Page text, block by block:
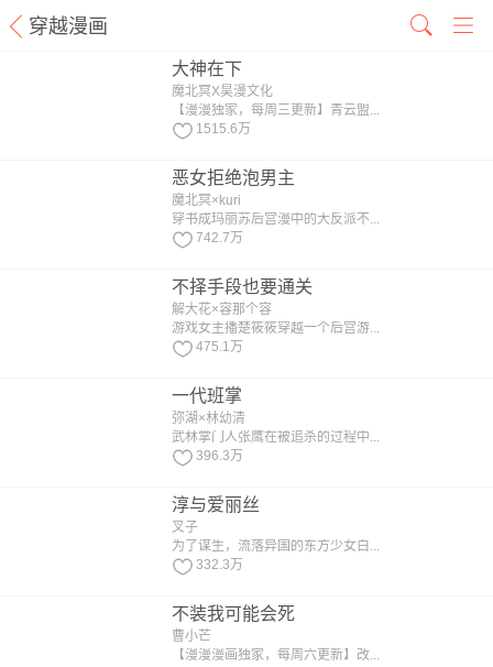
穿越漫画
大神在下
魔北冥X昊漫文化
【漫漫独家，每周三更新】青云盟...
1515.6万
恶女拒绝泡男主
魔北冥×kuri
穿书成玛丽苏后宫漫中的大反派不...
742.7万
不择手段也要通关
解大花×容那个容
游戏女主播楚筱筱穿越一个后宫游...
475.1万
一代班掌
弥湖×林幼清
武林掌门人张鹰在被追杀的过程中...
396.3万
淳与爱丽丝
叉子
为了谋生，流落异国的东方少女白...
332.3万
不装我可能会死
曹小芒
【漫漫漫画独家，每周六更新】改...